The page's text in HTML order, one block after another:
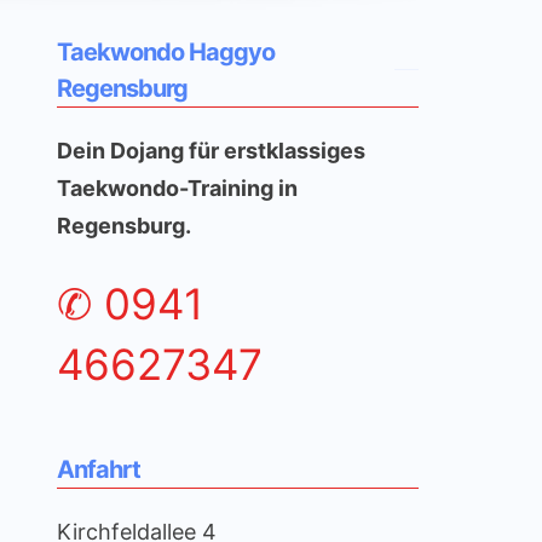
Taekwondo Haggyo
Regensburg
Dein Dojang für erstklassiges
Taekwondo-Training in
Regensburg.
✆ 0941
46627347
Anfahrt
Kirchfeldallee 4